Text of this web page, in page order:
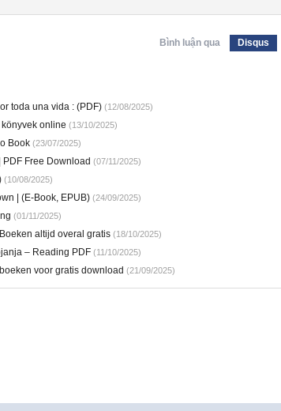
Bình luận qua Disqus
toda una vida : (PDF)(12/08/2025)
online (13/10/2025)
Book(23/07/2025)
PDF Free Download (07/11/2025)
(10/08/2025)
| (E-Book, EPUB)(24/09/2025)
(01/11/2025)
altijd overal gratis(18/10/2025)
– Reading PDF(11/10/2025)
voor gratis download (21/09/2025)